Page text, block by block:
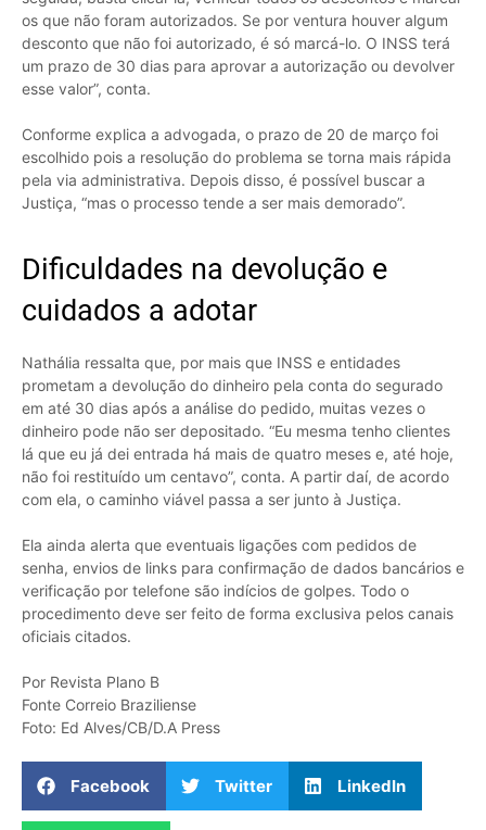
os que não foram autorizados. Se por ventura houver algum
desconto que não foi autorizado, é só marcá-lo. O INSS terá
um prazo de 30 dias para aprovar a autorização ou devolver
esse valor”, conta.
Conforme explica a advogada, o prazo de 20 de março foi
escolhido pois a resolução do problema se torna mais rápida
pela via administrativa. Depois disso, é possível buscar a
Justiça, “mas o processo tende a ser mais demorado”.
Dificuldades na devolução e
cuidados a adotar
Nathália ressalta que, por mais que INSS e entidades
prometam a devolução do dinheiro pela conta do segurado
em até 30 dias após a análise do pedido, muitas vezes o
dinheiro pode não ser depositado. “Eu mesma tenho clientes
lá que eu já dei entrada há mais de quatro meses e, até hoje,
não foi restituído um centavo”, conta. A partir daí, de acordo
com ela, o caminho viável passa a ser junto à Justiça.
Ela ainda alerta que eventuais ligações com pedidos de
senha, envios de links para confirmação de dados bancários e
verificação por telefone são indícios de golpes. Todo o
procedimento deve ser feito de forma exclusiva pelos canais
oficiais citados.
Por Revista Plano B
Fonte Correio Braziliense
Foto: Ed Alves/CB/D.A Press
Facebook Twitter LinkedIn